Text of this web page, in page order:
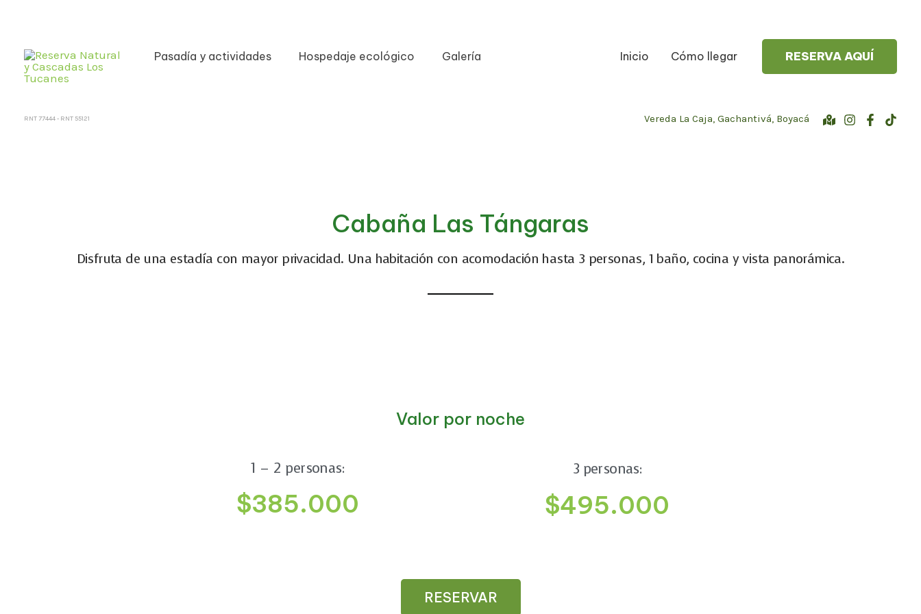
Pasadía y actividades Hospedaje ecológico Galería Inicio Cómo llegar RESERVA AQUÍ
RNT 77444 - RNT 55121 Vereda La Caja, Gachantivá, Boyacá
Cabaña Las Tángaras
Disfruta de una estadía con mayor privacidad. Una habitación con acomodación hasta 3 personas, 1 baño, cocina y vista panorámica.
Valor por noche
1 – 2 personas:
$385.000
3 personas:
$495.000
RESERVAR